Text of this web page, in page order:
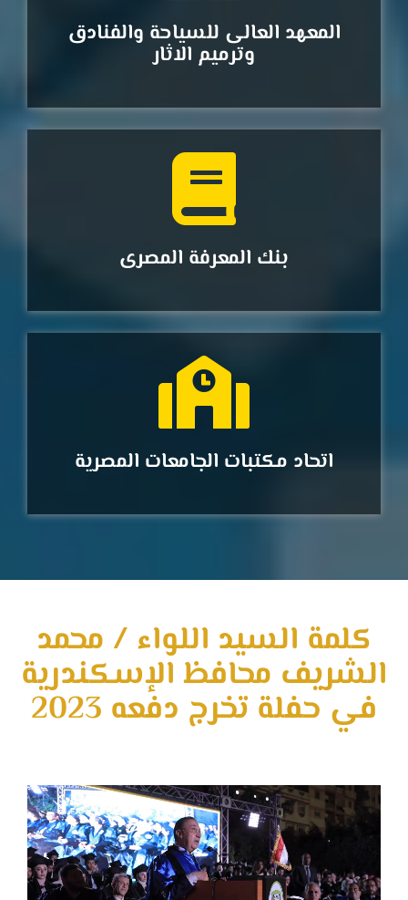
المعهد العالى للسياحة والفنادق
وترميم الاثار
بنك المعرفة المصرى
اتحاد مكتبات الجامعات المصرية
كلمة السيد اللواء / محمد
الشريف محافظ الإسكندرية
في حفلة تخرج دفعه 2023